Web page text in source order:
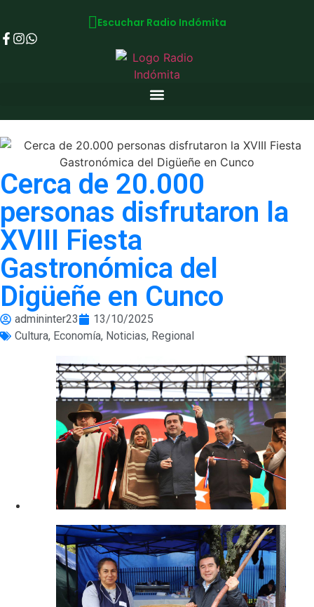
Escuchar Radio Indómita
Cerca de 20.000
personas disfrutaron la
XVIII Fiesta
Gastronómica del
Digüeñe en Cunco
admininter23
13/10/2025
Cultura, Economía, Noticias, Regional